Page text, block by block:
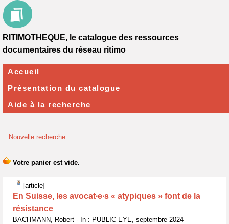
Nouvelle recherche
[article]
En Suisse, les avocat∙e∙s « atypiques » font de la
résistance
BACHMANN, Robert - In : PUBLIC EYE, septembre 2024
RITIMOTHEQUE, le catalogue des ressources
documentaires du réseau ritimo
Accueil
Présentation du catalogue
Aide à la recherche